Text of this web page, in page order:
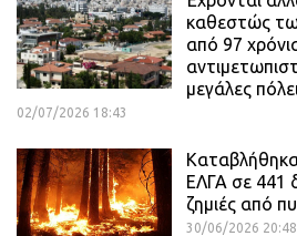
καθεστώς
από 97
μεγάλες
02/07/2026 18:43
ΕΛΓΑ σε 441
ζημιές από
30/06/2026 20:48